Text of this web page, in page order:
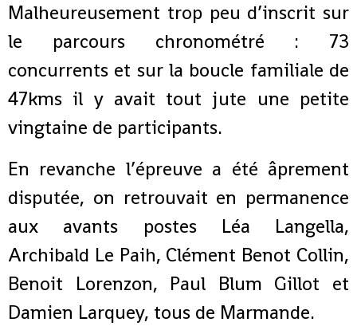
Malheureusement trop peu d’inscrit sur
le parcours chronométré : 73
concurrents et sur la boucle familiale de
47kms il y avait tout jute une petite
vingtaine de participants.
En revanche l’épreuve a été âprement
disputée, on retrouvait en permanence
aux avants postes Léa Langella,
Archibald Le Paih, Clément Benot Collin,
Benoit Lorenzon, Paul Blum Gillot et
Damien Larquey, tous de Marmande.